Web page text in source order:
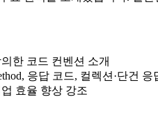
한 코드 컨벤션 소개
응답 코드, 컬렉션·단건 응
효율 향상 강조